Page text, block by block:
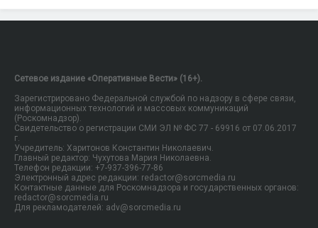
Сетевое издание «Оперативные Вести» (16+).
Зарегистрировано Федеральной службой по надзору в сфере связи,
информационных технологий и массовых коммуникаций
(Роскомнадзор).
Свидетельство о регистрации СМИ ЭЛ № ФС 77 - 69916 от 07.06.2017
г.
Учредитель: Харитонов Константин Николаевич.
Главный редактор: Чухутова Мария Николаевна.
Телефон редакции: +7-937-396-77-86
Электронный адрес редакции: redactor@sorcmedia.ru
Контактные данные для Роскомнадзора и государственных органов:
redactor@sorcmedia.ru
Для рекламодателей: adv@sorcmedia.ru